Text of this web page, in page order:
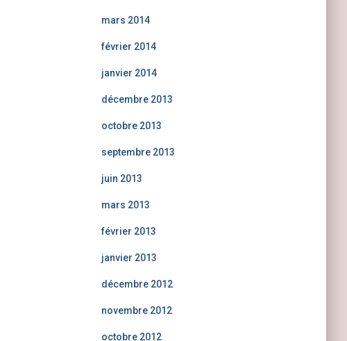
mars 2014
février 2014
janvier 2014
décembre 2013
octobre 2013
septembre 2013
juin 2013
mars 2013
février 2013
janvier 2013
décembre 2012
novembre 2012
octobre 2012